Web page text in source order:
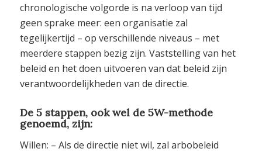
chronologische volgorde is na verloop van tijd
geen sprake meer: een organisatie zal
tegelijkertijd – op verschillende niveaus – met
meerdere stappen bezig zijn. Vaststelling van het
beleid en het doen uitvoeren van dat beleid zijn
verantwoordelijkheden van de directie.
De 5 stappen, ook wel de 5W-methode
genoemd, zijn:
Willen: – Als de directie niet wil, zal arbobeleid